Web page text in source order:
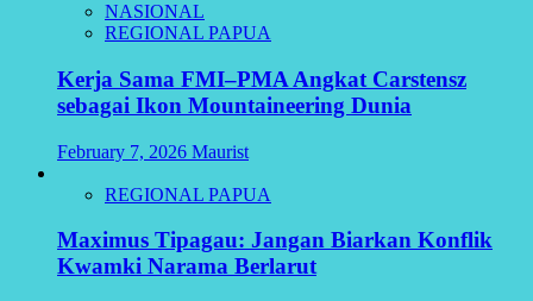
NASIONAL
REGIONAL PAPUA
Kerja Sama FMI–PMA Angkat Carstensz
sebagai Ikon Mountaineering Dunia
February 7, 2026 Maurist
REGIONAL PAPUA
Maximus Tipagau: Jangan Biarkan Konflik
Kwamki Narama Berlarut